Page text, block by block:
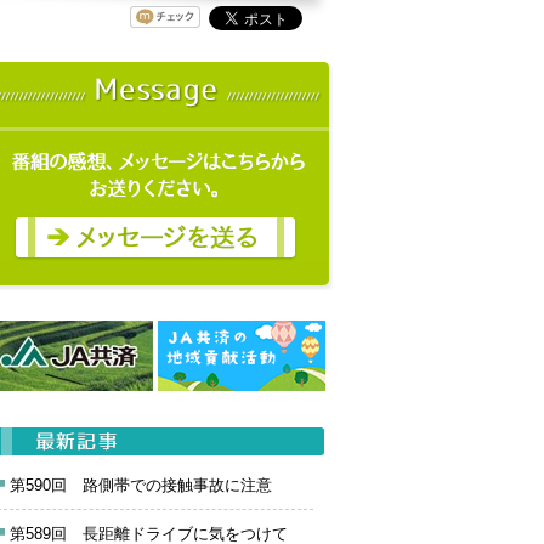
第590回 路側帯での接触事故に注意
第589回 長距離ドライブに気をつけて